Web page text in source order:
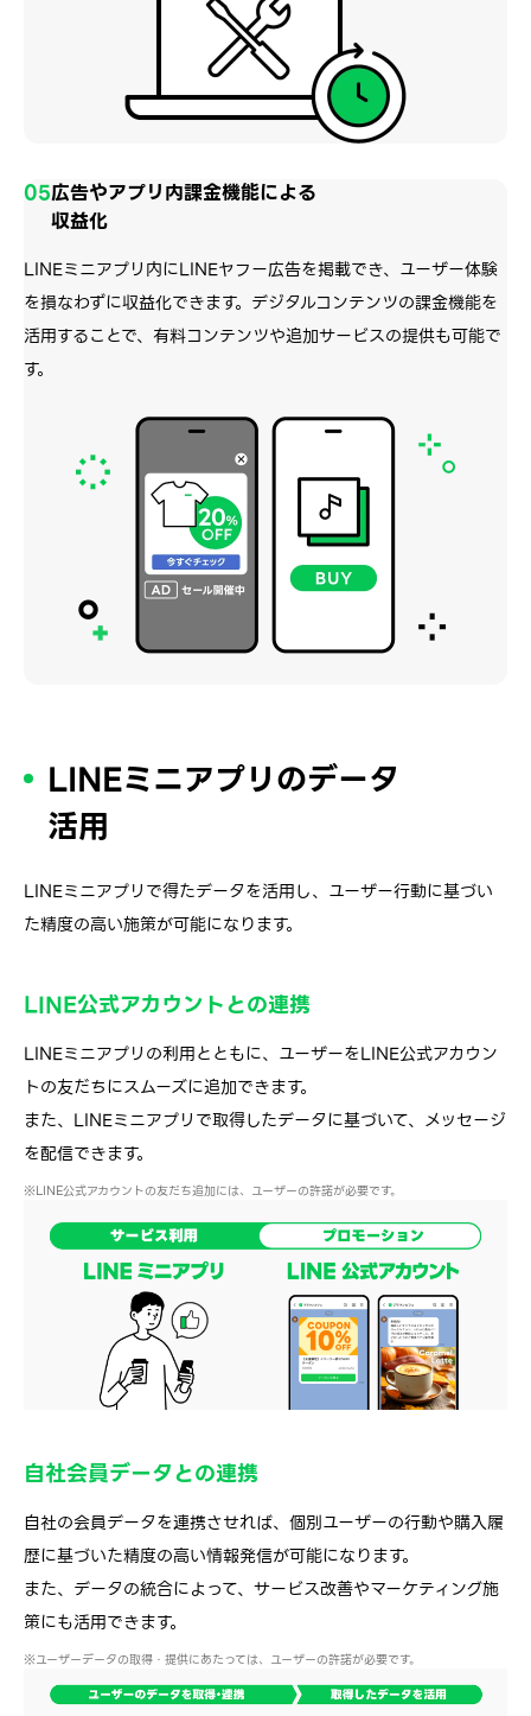
05広告やアプリ内課金機能による
収益化
LINEミニアプリ内にLINEヤフー広告を掲載でき、ユーザー体験
を損なわずに収益化できます。デジタルコンテンツの課金機能を
活用することで、有料コンテンツや追加サービスの提供も可能で
す。
LINEミニアプリのデータ
活用
LINEミニアプリで得たデータを活用し、ユーザー行動に基づい
た精度の高い施策が可能になります。
LINE公式アカウントとの連携
LINEミニアプリの利用とともに、ユーザーをLINE公式アカウン
トの友だちにスムーズに追加できます。
また、LINEミニアプリで取得したデータに基づいて、 メッセージ
を配信できます。
LINE公式アカウントの友だち追加には、ユーザーの許諾が必要です。
自社会員データとの連携
自社の会員データを連携させれば、個別ユーザーの行動や購入履
歴に基づいた精度の高い情報発信が可能になります。
また、データの統合によって、サービス改善やマーケティング施
策にも活用できます。
ユーザーデータの取得・提供にあたっては、ユーザーの許諾が必要です。